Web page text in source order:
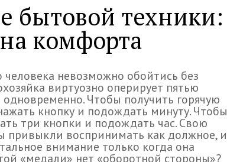
бытовой техники:
комфорта
невозможно обойтись без
виртуозно оперирует пятью
Чтобы получить горячую
кнопку и подождать минуту. Чтобы
три кнопки и подождать час. Свою
воспринимать как должное, и
внимание только когда она
«медали» нет «оборотной стороны»?